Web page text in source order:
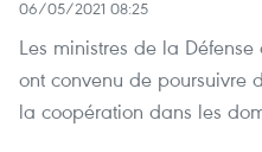
06/05/2021 08:25
Les ministres de la
ont convenu de poursuivre
la coopération dans les